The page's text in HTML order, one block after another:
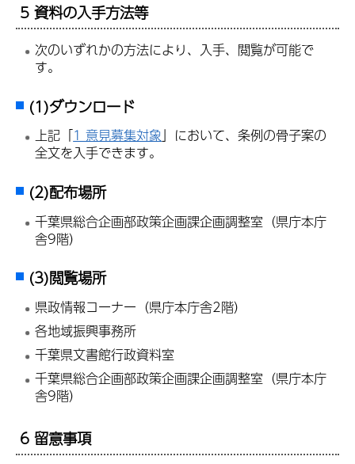
5 資料の入手方法等
次のいずれかの方法により、入手、閲覧が可能で
す。
(1)ダウンロード
上記「1 意見募集対象」において、条例の骨子案の
全文を入手できます。
(2)配布場所
千葉県総合企画部政策企画課企画調整室（県庁本庁
舎9階）
(3)閲覧場所
県政情報コーナー（県庁本庁舎2階）
各地域振興事務所
千葉県文書館行政資料室
千葉県総合企画部政策企画課企画調整室（県庁本庁
舎9階）
6 留意事項